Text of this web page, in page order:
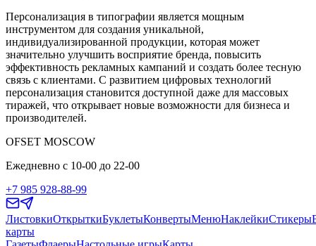
Персонализация в типографии является мощным
инструментом для создания уникальной,
индивидуализированной продукции, которая может
значительно улучшить восприятие бренда, повысить
эффективность рекламных кампаний и создать более тесную
связь с клиентами. С развитием цифровых технологий
персонализация становится доступной даже для массовых
тиражей, что открывает новые возможности для бизнеса и
производителей.
OFSET MOSCOW
Ежедневно с 10-00 до 22-00
+7 985 928-88-99
ЛистовкиОткрыткиБуклетыКонвертыМенюНаклейкиСтикеры
карты